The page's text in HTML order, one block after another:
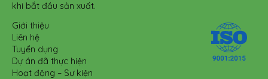
khi bắt đầu sản xuất.
Giới thiệu
Liên hệ
Tuyển dụng
Dự án đã thực hiện
Hoạt động – Sự kiện